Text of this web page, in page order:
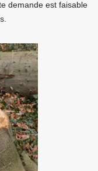
demande est faisable